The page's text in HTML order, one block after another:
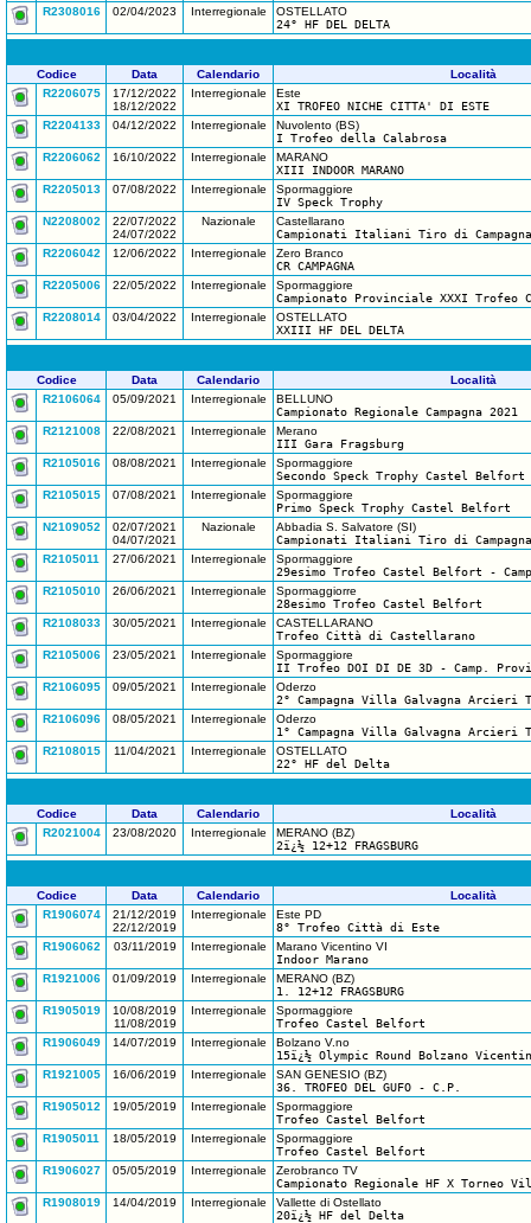
R2308016
02/04/2023 Interregionale
OSTELLATO
24° HF DEL DELTA
Codice Data Calendario
Località
R2206075
17/12/2022
18/12/2022
Interregionale
Este
XI TROFEO NICHE CITTA' DI ESTE
R2204133
04/12/2022 Interregionale
Nuvolento (BS)
I Trofeo della Calabrosa
R2206062
16/10/2022 Interregionale
MARANO
XIII INDOOR MARANO
R2205013
07/08/2022 Interregionale
Spormaggiore
IV Speck Trophy
N2208002
22/07/2022
24/07/2022
Nazionale
Castellarano
Campionati Italiani Tiro di Campagna
R2206042
12/06/2022 Interregionale
Zero Branco
CR CAMPAGNA
R2205006
22/05/2022 Interregionale
Spormaggiore
Campionato Provinciale XXXI
R2208014
03/04/2022 Interregionale
OSTELLATO
XXIII HF DEL DELTA
Codice Data Calendario
Località
R2106064
05/09/2021 Interregionale
BELLUNO
Campionato Regionale Campagna 2021
R2121008
22/08/2021 Interregionale
Merano
III Gara Fragsburg
R2105016
08/08/2021 Interregionale
Spormaggiore
Secondo Speck Trophy Castel Belfort
R2105015
07/08/2021 Interregionale
Spormaggiore
Primo Speck Trophy Castel Belfort
N2109052
02/07/2021
04/07/2021
Nazionale
Abbadia S. Salvatore (SI)
Campionati Italiani Tiro di Campagna
R2105011
27/06/2021 Interregionale
Spormaggiore
29esimo Trofeo Castel Belfort -
R2105010
26/06/2021 Interregionale
Spormaggiorre
28esimo Trofeo Castel Belfort
R2108033
30/05/2021 Interregionale
CASTELLARANO
Trofeo Città di Castellarano
R2105006
23/05/2021 Interregionale
Spormaggiore
II Trofeo DOI DI DE 3D - Camp.
R2106095
09/05/2021 Interregionale
Oderzo
2° Campagna Villa Galvagna Arcieri
R2106096
08/05/2021 Interregionale
Oderzo
1° Campagna Villa Galvagna Arcieri
R2108015
11/04/2021 Interregionale
OSTELLATO
22° HF del Delta
Codice Data Calendario
Località
R2021004
23/08/2020 Interregionale
MERANO (BZ)
2ï¿½ 12+12 FRAGSBURG
Codice Data Calendario
Località
R1906074
21/12/2019
22/12/2019
Interregionale
Este PD
8° Trofeo Città di Este
R1906062
03/11/2019 Interregionale
Marano Vicentino VI
Indoor Marano
R1921006
01/09/2019 Interregionale
MERANO (BZ)
1. 12+12 FRAGSBURG
R1905019
10/08/2019
11/08/2019
Interregionale
Spormaggiore
Trofeo Castel Belfort
R1906049
14/07/2019 Interregionale
Bolzano V.no
15ï¿½ Olympic Round Bolzano
R1921005
16/06/2019 Interregionale
SAN GENESIO (BZ)
36. TROFEO DEL GUFO - C.P.
R1905012
19/05/2019 Interregionale
Spormaggiore
Trofeo Castel Belfort
R1905011
18/05/2019 Interregionale
Spormaggiore
Trofeo Castel Belfort
R1906027
05/05/2019 Interregionale
Zerobranco TV
Campionato Regionale HF X Torneo
R1908019
14/04/2019 Interregionale
Vallette di Ostellato
20ï¿½ HF del Delta